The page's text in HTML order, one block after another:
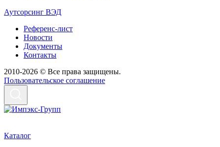
Аутсорсинг ВЭД
Референс-лист
Новости
Документы
Контакты
2010-2026 © Все права защищены.
Пользовательское соглашение
Каталог